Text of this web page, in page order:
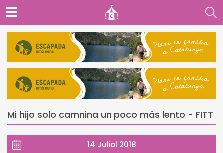
Mi hijo solo camnina un poco más lento - FITT
14 Juliol 2018